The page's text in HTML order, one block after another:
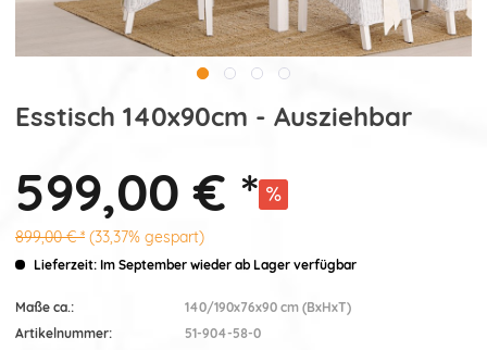
Esstisch 140x90cm - Ausziehbar
599,00 € *
899,00 € * (33,37% gespart)
Lieferzeit: Im September wieder ab Lager verfügbar
Maße ca.:
140/190x76x90 cm (BxHxT)
Artikelnummer:
51-904-58-0